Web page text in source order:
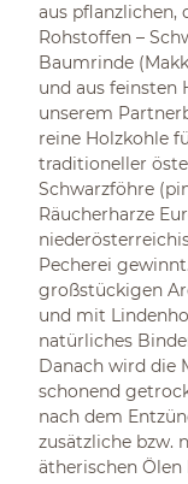
aus
Rohstoffen –
Baumrinde
und aus feinsten
unserem
reine Holzkohle
traditioneller
Schwarzföhre
Räucherharze
Pecherei
großstückigen
und mit
natürliches
Danach wird die
schonend
nach dem
zusätzliche bzw.
ätherischen Ölen